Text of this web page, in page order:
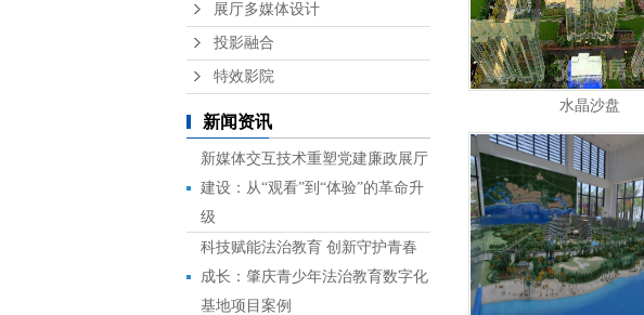
展厅多媒体设计
投影融合
特效影院
新闻资讯
新媒体交互技术重塑党建廉政展厅
建设：从“观看”到“体验”的革命升
级
科技赋能法治教育 创新守护青春
成长：肇庆青少年法治教育数字化
基地项目案例
​水晶沙盘